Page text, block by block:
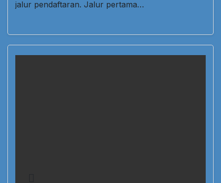
jalur pendaftaran. Jalur pertama…